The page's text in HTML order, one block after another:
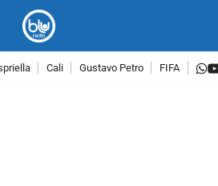
Cali Gustavo Petro FIFA